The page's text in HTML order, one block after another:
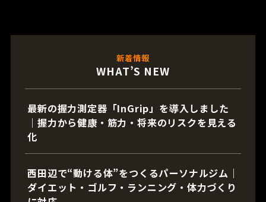
新着情報
WHAT’S NEW
最新の握力測定器「InGrip」を導入しました
｜握力から健康・筋力・将来のリスクを見える
化
西田辺で“動ける体”をつくるパーソナルジム｜
ダイエット・ゴルフ・ランニング・体力づくり